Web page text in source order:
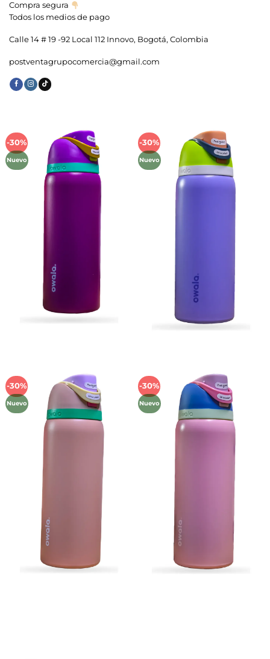
Compra segura
Todos los medios de pago
Calle 14 # 19 -92 Local 112 Innovo, Bogotá, Colombia
postventagrupocomercia@gmail.com
-30%
Nuevo
Añadir
lista de
deseos
-30%
Nuevo
Añadir
lista de
deseos
-30%
Nuevo
Añadir
lista de
deseos
-30%
Nuevo
Añadir
lista de
deseos